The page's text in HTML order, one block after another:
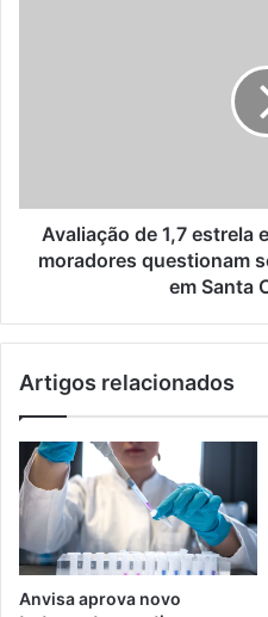
Avaliação de 1,7 estrela
moradores questionam
em Santa
Artigos relacionados
Anvisa aprova novo